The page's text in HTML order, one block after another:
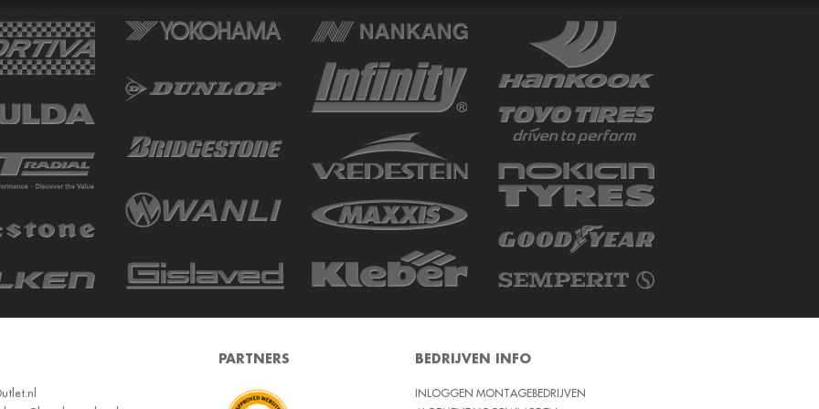
PARTNERS BEDRIJVEN INFO
INLOGGEN MONTAGEBEDRIJVEN